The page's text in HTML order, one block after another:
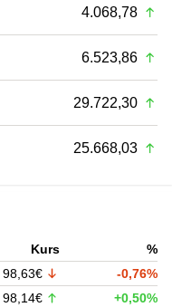
4.068,78
6.523,86
29.722,30
25.668,03
Kurs
%
98,63€
-0,76%
98,14€
+0,50%